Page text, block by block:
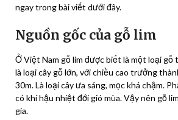
ngay trong bài viết dưới đây.
Nguồn gốc của gỗ lim
Ở Việt Nam gỗ lim được biết là một loại gỗ
là loại cây gỗ lớn, với chiều cao trưởng
30m. Là loại cây ưa sáng, mọc khá chậm.
có khí hậu nhiệt đới gió mùa. Vậy nên gỗ
gia.